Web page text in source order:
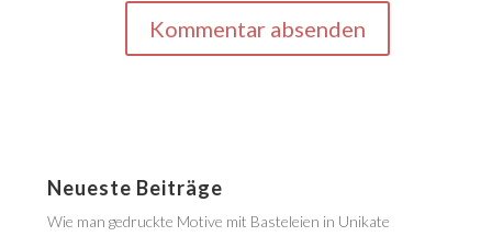
Neueste Beiträge
Wie man gedruckte Motive mit Basteleien in Unikate